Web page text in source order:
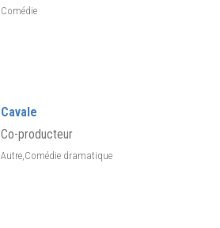
Comédie
Cavale
Co-producteur
Autre,Comédie dramatique